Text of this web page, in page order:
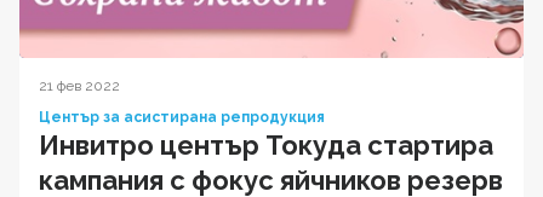
21 фев 2022
Център за асистирана репродукция
Инвитро център Токуда стартира
кампания с фокус яйчников резерв